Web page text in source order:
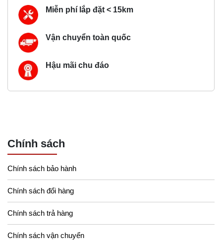
Miễn phí lắp đặt < 15km
Vận chuyển toàn quốc
Hậu mãi chu đáo
Chính sách
Chính sách bảo hành
Chính sách đổi hàng
Chính sách trả hàng
Chính sách vận chuyển